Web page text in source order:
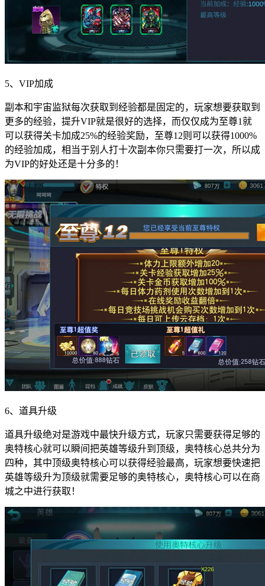
5、VIP加成
副本和宇宙监狱每次获取到经验都是固定的，玩家想要获取到
更多的经验，提升VIP就是很好的选择，而仅仅成为至尊1就
可以获得关卡加成25%的经验奖励，至尊12则可以获得1000%
的经验加成，相当于别人打十次副本你只需要打一次，所以成
为VIP的好处还是十分多的！
6、道具升级
道具升级绝对是游戏中最快升级方式，玩家只需要获得足够的
奥特核心就可以瞬间把英雄等级升到顶级，奥特核心总共分为
四种，其中顶级奥特核心可以获得经验最高，玩家想要快速把
英雄等级升为顶级就需要足够的奥特核心，奥特核心可以在商
城之中进行获取！